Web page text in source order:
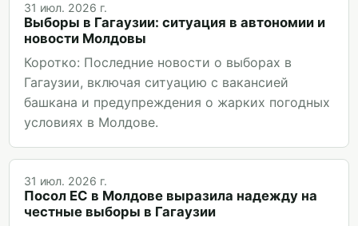
31 июл. 2026 г.
Выборы в Гагаузии: ситуация в автономии и
новости Молдовы
Коротко: Последние новости о выборах в
Гагаузии, включая ситуацию с вакансией
башкана и предупреждения о жарких погодных
условиях в Молдове.
31 июл. 2026 г.
Посол ЕС в Молдове выразила надежду на
честные выборы в Гагаузии